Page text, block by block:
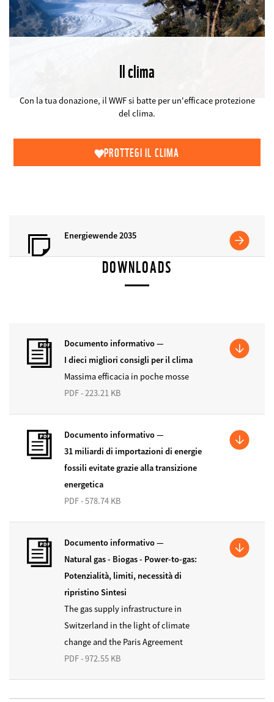
Il clima
Con la tua donazione, il WWF si batte per un'efficace protezione
del clima.
PROTTEGI IL CLIMA
Energiewende 2035
DOWNLOADS
Documento informativo —
I dieci migliori consigli per il clima
Massima efficacia in poche mosse
PDF - 223.21 KB
Documento informativo —
31 miliardi di importazioni di energie
fossili evitate grazie alla transizione
energetica
PDF - 578.74 KB
Documento informativo —
Natural gas - Biogas - Power-to-gas:
Potenzialità, limiti, necessità di
ripristino Sintesi
The gas supply infrastructure in
Switzerland in the light of climate
change and the Paris Agreement
PDF - 972.55 KB